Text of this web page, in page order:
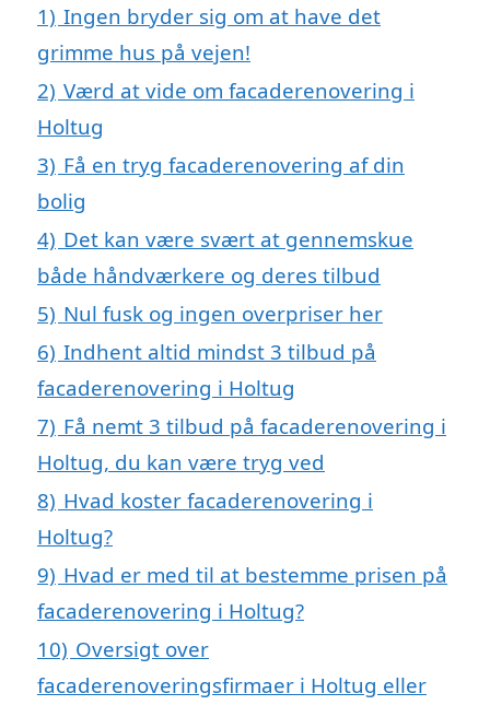
1) Ingen bryder sig om at have det
grimme hus på vejen!
2) Værd at vide om facaderenovering i
Holtug
3) Få en tryg facaderenovering af din
bolig
4) Det kan være svært at gennemskue
både håndværkere og deres tilbud
5) Nul fusk og ingen overpriser her
6) Indhent altid mindst 3 tilbud på
facaderenovering i Holtug
7) Få nemt 3 tilbud på facaderenovering i
Holtug, du kan være tryg ved
8) Hvad koster facaderenovering i
Holtug?
9) Hvad er med til at bestemme prisen på
facaderenovering i Holtug?
10) Oversigt over
facaderenoveringsfirmaer i Holtug eller